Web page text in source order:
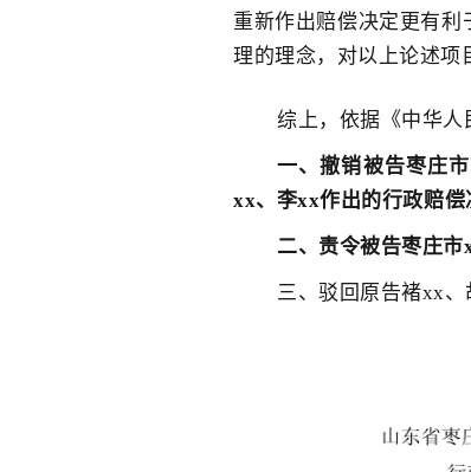
重新作出赔偿决定更有
理的理念，对以上论述项
综上，依据《中华人
一、撤销被告枣庄
xx、李xx作出的行政赔偿
二、责令被告枣庄市
三、驳回原告褚xx